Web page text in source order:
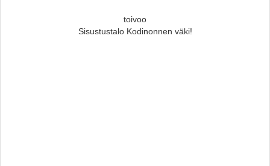
toivoo
Sisustustalo Kodinonnen väki!